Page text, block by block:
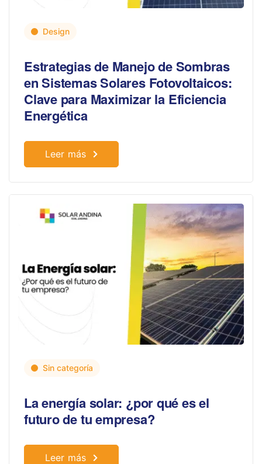
Design
Estrategias de Manejo de Sombras
en Sistemas Solares Fotovoltaicos:
Clave para Maximizar la Eficiencia
Energética
Leer más
Sin categoría
La energía solar: ¿por qué es el
futuro de tu empresa?
Leer más